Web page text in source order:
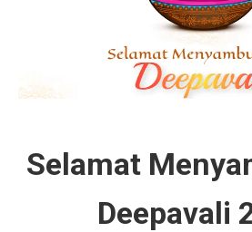
Selamat
Deepavali